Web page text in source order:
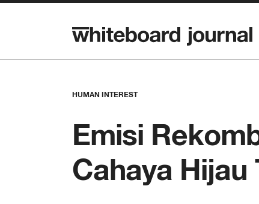
HUMAN INTEREST
Emisi
Cahaya